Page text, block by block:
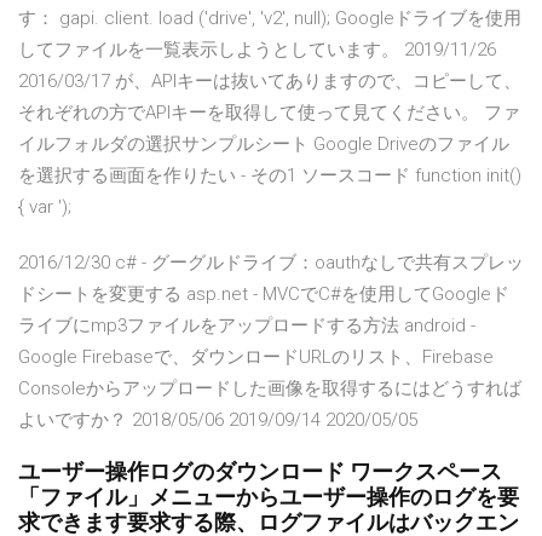
す： gapi. client. load ('drive', 'v2', null); Googleドライブを使用
してファイルを一覧表示しようとしています。 2019/11/26
2016/03/17 が、APIキーは抜いてありますので、コピーして、
それぞれの方でAPIキーを取得して使って見てください。 ファ
イルフォルダの選択サンプルシート Google Driveのファイル
を選択する画面を作りたい - その1 ソースコード function init()
{ var ');
2016/12/30 c# - グーグルドライブ：oauthなしで共有スプレッ
ドシートを変更する asp.net - MVCでC#を使用してGoogleド
ライブにmp3ファイルをアップロードする方法 android -
Google Firebaseで、ダウンロードURLのリスト、Firebase
Consoleからアップロードした画像を取得するにはどうすれば
よいですか？ 2018/05/06 2019/09/14 2020/05/05
ユーザー操作ログのダウンロード ワークスペース
「ファイル」メニューからユーザー操作のログを要
求できます要求する際、ログファイルはバックエン